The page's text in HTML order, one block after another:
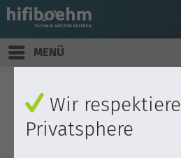
MENÜ
Wir
Privatsphere